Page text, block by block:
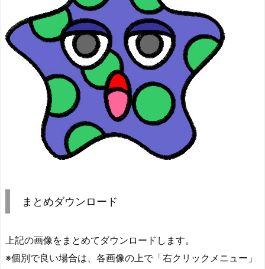
まとめダウンロード
上記の画像をまとめてダウンロードします。
※個別で良い場合は、各画像の上で「右クリックメニュー」